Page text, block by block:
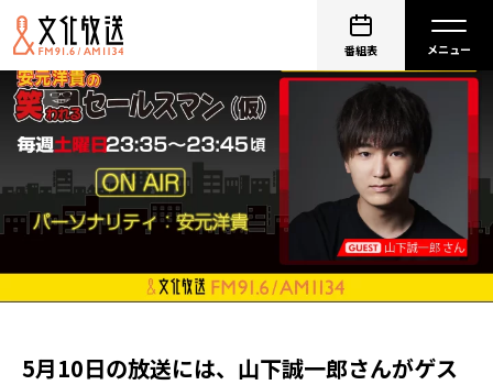
番組表
5月10日の放送には、山下誠一郎さんがゲス